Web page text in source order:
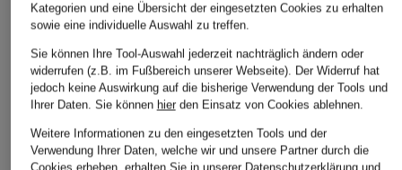
Kategorien und eine Übersicht der eingesetzten Cookies zu erhalten
sowie eine individuelle Auswahl zu treffen.
Sie können Ihre Tool-Auswahl jederzeit nachträglich ändern oder
widerrufen (z.B. im Fußbereich unserer Webseite). Der Widerruf hat
jedoch keine Auswirkung auf die bisherige Verwendung der Tools und
Ihrer Daten. Sie können hierden Einsatz von Cookies ablehnen.
Weitere Informationen zu den eingesetzten Tools und der
Verwendung Ihrer Daten, welche wir und unsere Partner durch die
Cookies erheben, erhalten Sie in unserer Datenschutzerklärungund